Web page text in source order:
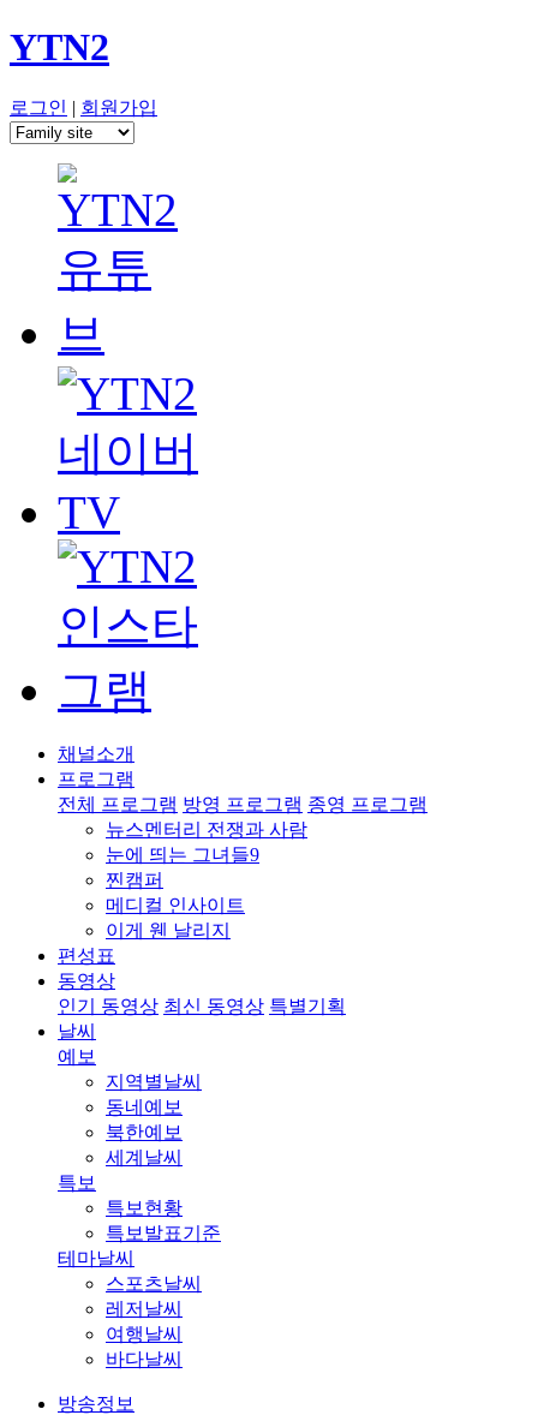
YTN2
로그인 | 회원가입
채널소개
프로그램
전체 프로그램 방영 프로그램 종영 프로그램
뉴스멘터리 전쟁과 사람
눈에 띄는 그녀들9
찐캠퍼
메디컬 인사이트
이게 웬 날리지
편성표
동영상
인기 동영상 최신 동영상 특별기획
날씨
예보
지역별날씨
동네예보
북한예보
세계날씨
특보
특보현황
특보발표기준
테마날씨
스포츠날씨
레저날씨
여행날씨
바다날씨
방송정보